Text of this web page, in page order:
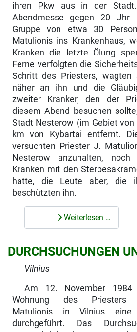
ihren Pkw aus in der
Abendmesse gegen 20 Uhr
Gruppe von etwa 30
Matulionis ins Kranken­haus,
Kranken die letzte Ölung
Ferne verfolgten die
Schritt des Priesters, wagten
näher an ihn und die
zweiter Kranker, den der
diesem Abend besuchen
Stadt Nesterow (im Gebiet von
km von Kybartai entfernt.
versuchten Priester J.
Nesterow anzu­halten,
Kranken mit den
hatte, die Leute aber, die
beschützten ihn.
Weiterlesen …
DURCHSUCHUNGEN
Vilnius
Am 12. November
Wohnung des Priesters
Matulionis in Vilnius eine
durchgeführt. Das